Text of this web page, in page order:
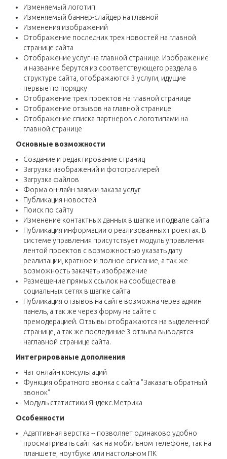
Изменяемый логотип
Изменяемый баннер-слайдер на главной
Изменения изображений
Отображение последних трех новостей на главной
странице сайта
Отображение услуг на главной странице. Изображение
и название берутся из соответствующего раздела в
структуре сайта, отображаются 3 услуги, идущие
первые по порядку
Отображение трех проектов на главной странице
Отображение отзывов на главной странице
Отображение списка партнеров с логотипами на
главной странице
Основные возможности
Создание и редактирование страниц
Загрузка изображений и фотограллерей
Загрузка файлов
Форма он-лайн заявки заказа услуг
Публикация новостей
Поиск по сайту
Изменение контактных данных в шапке и подвале сайта
Публикация информации о реализованных проектах. В
системе управления присутствует модуль управления
лентой проектов с возможностью указать дату
реализации, кратное и полное описание, а так же
возможность закачать изображение
Размещение прямых ссылок на сообщества в
социальных сетях в шапке сайта
Публикация отзывов на сайте возможна через админ
панель, а так же через форму на сайте с
премодерацией. Отзывы отображаются на выделенной
странице, а так же послединие 3 отзыва выводятся
наглавной странице сайта.
Интегрированые дополнения
Чат онлайн консультаций
Функция обратного звонка с сайта "Заказать обратный
звонок"
Модуль статистики Яндекс.Метрика
Особенности
Адаптивная верстка -- позволяет одинаково удобно
просматривать сайт как на мобильном телефоне, так на
планшете, ноутбуке или настольном ПК